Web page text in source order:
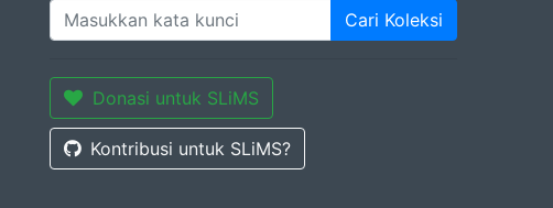
Cari Koleksi
Donasi untuk SLiMS
Kontribusi untuk SLiMS?